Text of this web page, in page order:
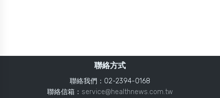
聯絡方式
聯絡我們：02-2394-0168
聯絡信箱： service@healthnews.com.tw